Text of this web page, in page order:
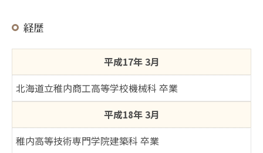
経歴
平成17年 3月
北海道立稚内商工高等学校機械科 卒業
平成18年 3月
稚内高等技術専門学院建築科 卒業